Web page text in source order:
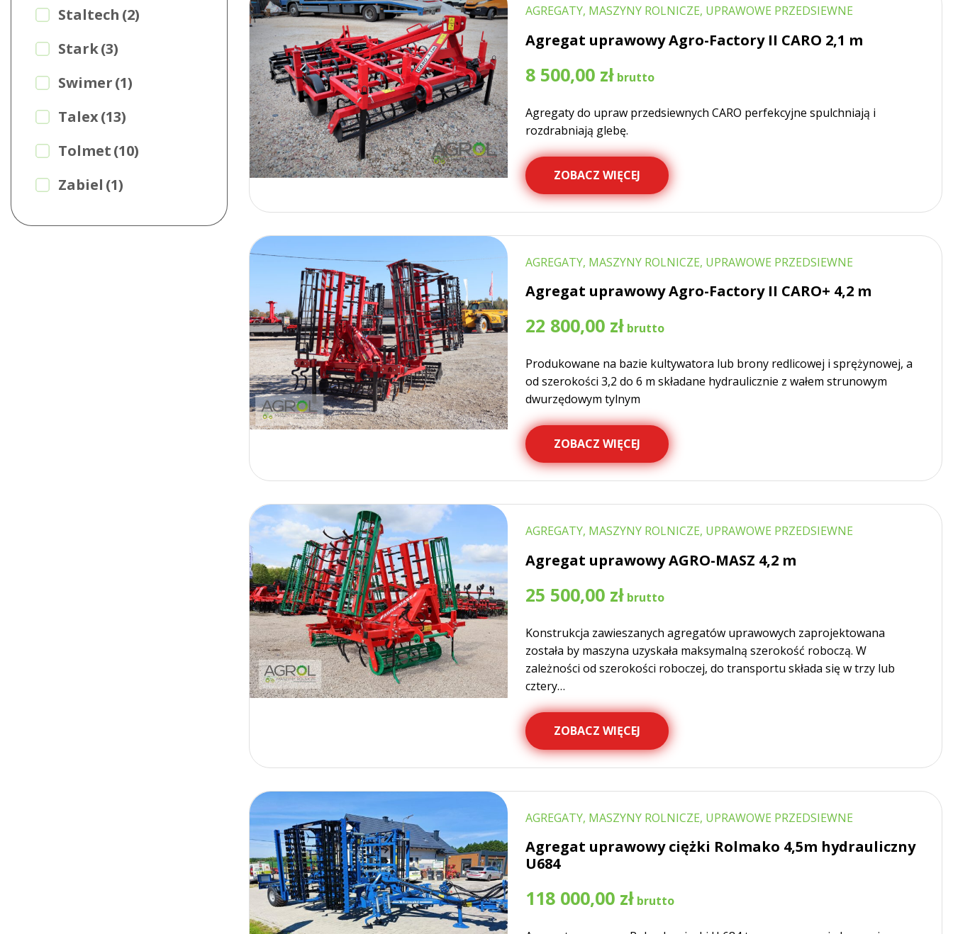
Staltech (2)
Stark(3)
Swimer(1)
Talex(13)
Tolmet(10)
Zabiel (1)
AGREGATY, MASZYNY ROLNICZE, UPRAWOWE PRZEDSIEWNE
Agregat uprawowy Agro-Factory II CARO 2,1 m
8 500,00 zł
Agregaty do upraw przedsiewnych CARO perfekcyjne spulchniają i
rozdrabniają glebę.
ZOBACZ WIĘCEJ
AGREGATY, MASZYNY ROLNICZE, UPRAWOWE PRZEDSIEWNE
Agregat uprawowy Agro-Factory II CARO+ 4,2 m
22 800,00 zł
Produkowane na bazie kultywatora lub brony redlicowej i sprężynowej, a
od szerokości 3,2 do 6 m składane hydraulicznie z wałem strunowym
dwurzędowym tylnym
ZOBACZ WIĘCEJ
AGREGATY, MASZYNY ROLNICZE, UPRAWOWE PRZEDSIEWNE
Agregat uprawowy AGRO-MASZ 4,2 m
25 500,00 zł
Konstrukcja zawieszanych agregatów uprawowych zaprojektowana
została by maszyna uzyskała maksymalną szerokość roboczą. W
zależności od szerokości roboczej, do transportu składa się w trzy lub
cztery…
ZOBACZ WIĘCEJ
AGREGATY, MASZYNY ROLNICZE, UPRAWOWE PRZEDSIEWNE
Agregat uprawowy ciężki Rolmako 4,5m hydrauliczny
U684
118 000,00 zł